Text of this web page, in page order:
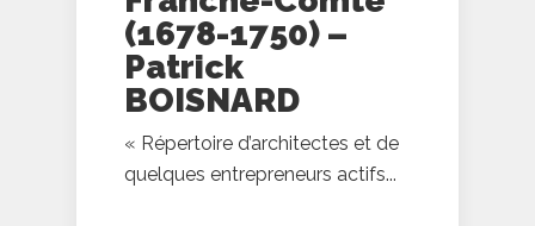
(1678-1750) –
Patrick
BOISNARD
« Répertoire d’architectes et de
quelques entrepreneurs actifs...